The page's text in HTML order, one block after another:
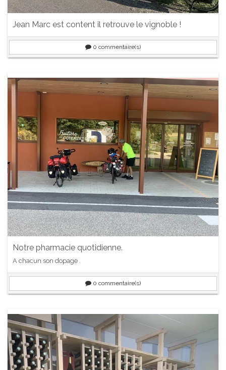
Jean Marc est content il retrouve le vignoble !
0 commentaire(s)
Notre pharmacie quotidienne.
A chacun son dopage .
0 commentaire(s)